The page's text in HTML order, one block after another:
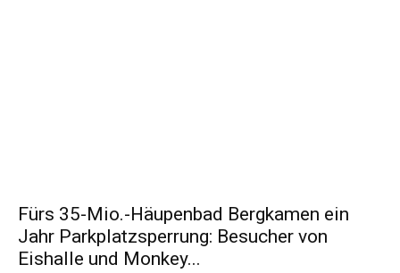
Fürs 35-Mio.-Häupenbad Bergkamen ein
Jahr Parkplatzsperrung: Besucher von
Eishalle und Monkey...